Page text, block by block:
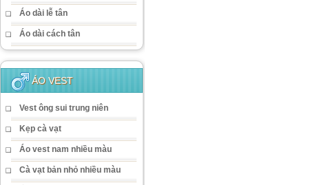
Áo dài lễ tân
Áo dài cách tân
ÁO VEST
Vest ông sui trung niên
Kẹp cà vạt
Áo vest nam nhiều màu
Cà vạt bản nhỏ nhiều màu